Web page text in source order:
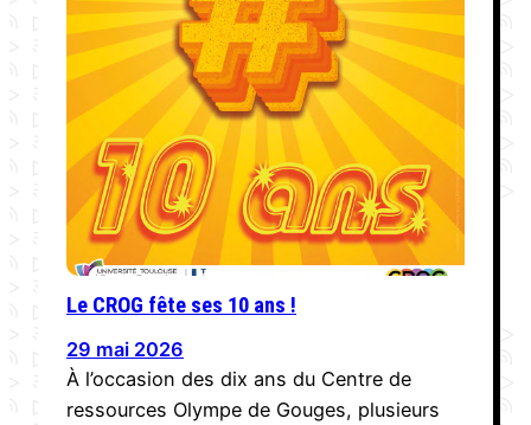
Le CROG fête ses 10 ans !
29 mai 2026
À l’occasion des dix ans du Centre de
ressources Olympe de Gouges, plusieurs